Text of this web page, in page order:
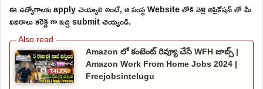
ఈ ఉద్యోగాలకు apply చెయ్యాలి అంటే, ఆ సంస్థ Website లోకి వెళ్లి అప్లికేషన్ లో మీ
వివరాలు కరెక్ట్ గా ఇచ్చి submit చెయ్యండి.
Amazon లో కంటెంట్ రివ్యూ చేసే WFH జాబ్స్ |
Amazon Work From Home Jobs 2024 |
Freejobsintelugu